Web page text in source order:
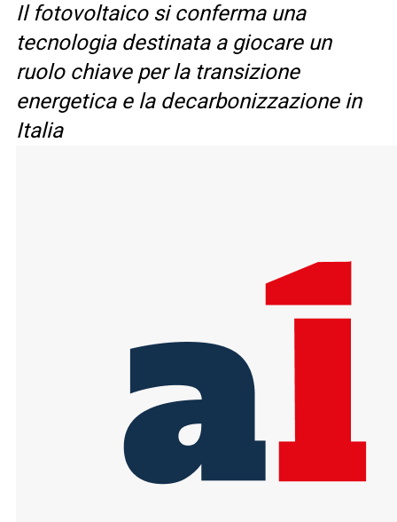
Il fotovoltaico si conferma una
tecnologia destinata a giocare un
ruolo chiave per la transizione
energetica e la decarbonizzazione in
Italia